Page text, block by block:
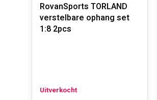
RovanSports TORLAND
verstelbare ophang set
1:8 2pcs
Uitverkocht